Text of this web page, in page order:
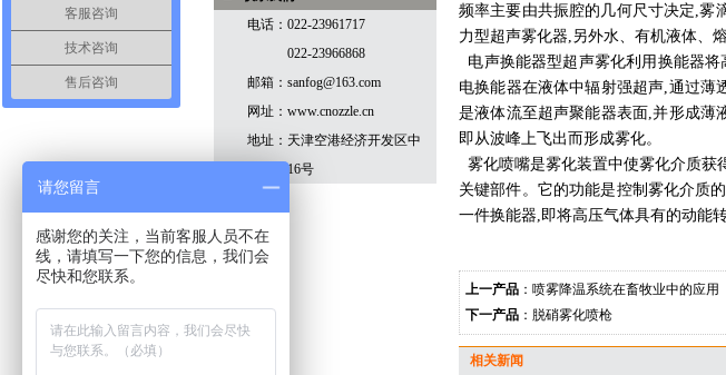
电话：022-23961717
022-23966868
邮箱：sanfog@163.com
网址：www.cnozzle.cn
地址：天津空港经济开发区中
心大道16号
频率主要由共振腔的几何尺寸决定,雾
力型超声雾化器,另外水、有机液体、
电声换能器型超声雾化利用换能器
电换能器在液体中辐射强超声,通过薄
是液体流至超声聚能器表面,并形成薄
即从波峰上飞出而形成雾化。
雾化喷嘴是雾化装置中使雾化介质获
关键部件。它的功能是控制雾化介质
一件换能器,即将高压气体具有的动能
上一产品 ： 喷雾降温系统在畜牧业中的应用
下一产品 ： 脱硝雾化喷枪
相关新闻
客服咨询
技术咨询
售后咨询
请您留言
感谢您的关注，当前客服人员不在
线，请填写一下您的信息，我们会
尽快和您联系。